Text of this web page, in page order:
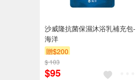
沙威隆抗菌保濕沐浴乳補充包-
海洋
贈$200
$ 103
$95